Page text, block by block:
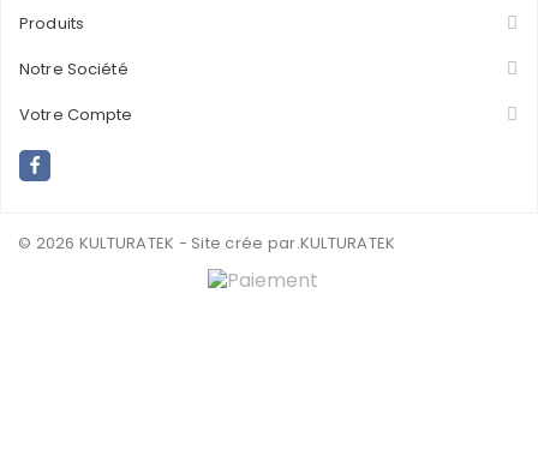
Produits
Notre Société
Votre Compte
© 2026 KULTURATEK - Site crée par.KULTURATEK